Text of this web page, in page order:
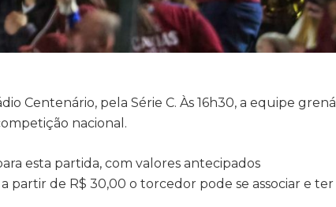
Centenário, pela Série C. Às 16h30, a equipe grená
nacional.
esta partida, com valores antecipados
partir de R$ 30,00 o torcedor pode se associar e ter